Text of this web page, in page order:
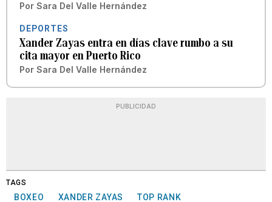
Por Sara Del Valle Hernández
DEPORTES
Xander Zayas entra en días clave rumbo a su
cita mayor en Puerto Rico
Por Sara Del Valle Hernández
PUBLICIDAD
TAGS
BOXEO XANDER ZAYAS TOP RANK